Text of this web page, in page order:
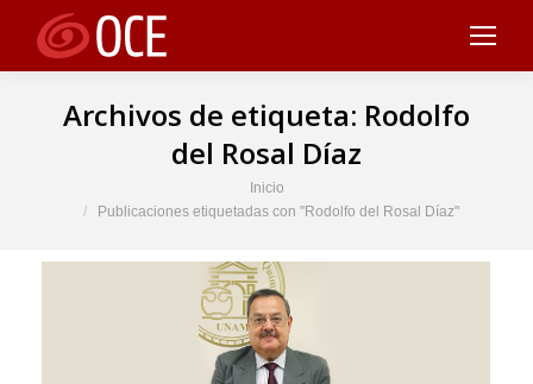
Archivos de etiqueta: Rodolfo
del Rosal Díaz
Inicio
Publicaciones etiquetadas con "Rodolfo del Rosal Díaz"